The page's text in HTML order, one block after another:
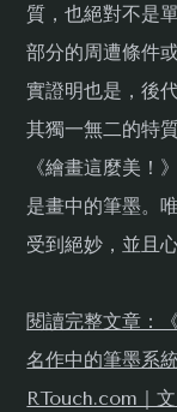
質，也絕對不是
部分的周遭條件
實證明也是，後
其獨一無二的特
《繪畫這麼美！
是畫中的筆墨。
受到絕妙，並且
閱讀完整文章：
名作中的筆墨系
RTouch.com｜